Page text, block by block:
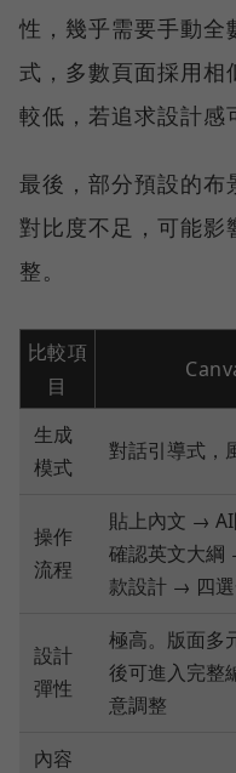
性，幾乎需要手動全
式，多數頁面採用相
較低，若追求設計感
最後，部分預設的布
對比度不足，可能影
整。
比較項
目
生成
模式
對話引導式，
操作
流程
貼上內文 →
確認英文大綱
款設計 → 四
設計
彈性
極高。版面多
後可進入完整
意調整
內容